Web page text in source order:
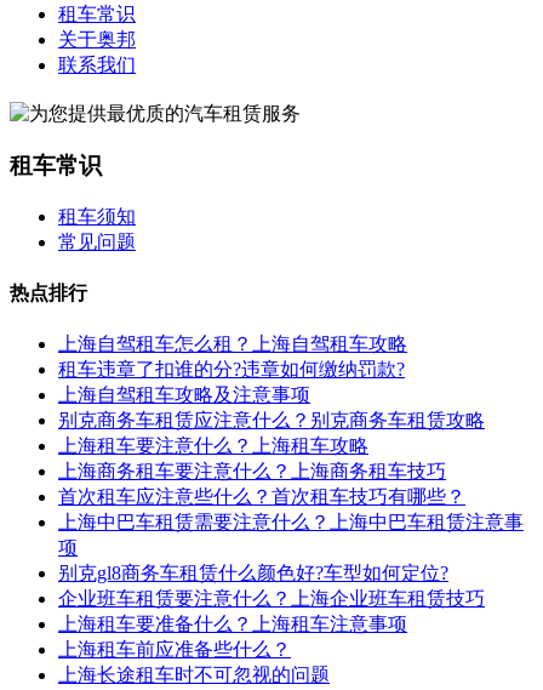
租车常识
关于奥邦
联系我们
租车常识
租车须知
常见问题
热点排行
上海自驾租车怎么租？上海自驾租车攻略
租车违章了扣谁的分?违章如何缴纳罚款?
上海自驾租车攻略及注意事项
别克商务车租赁应注意什么？别克商务车租赁攻略
上海租车要注意什么？上海租车攻略
上海商务租车要注意什么？上海商务租车技巧
首次租车应注意些什么？首次租车技巧有哪些？
上海中巴车租赁需要注意什么？上海中巴车租赁注意事
项
别克gl8商务车租赁什么颜色好?车型如何定位?
企业班车租赁要注意什么？上海企业班车租赁技巧
上海租车要准备什么？上海租车注意事项
上海租车前应准备些什么？
上海长途租车时不可忽视的问题